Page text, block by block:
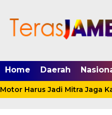
Home Daerah
Harus Jadi Mitra Jaga